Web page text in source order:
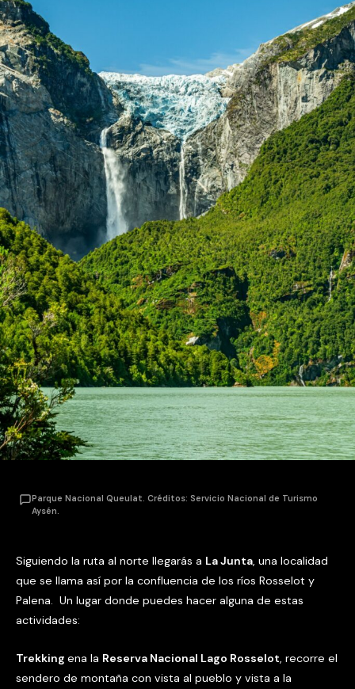
Parque Nacional Queulat. Créditos: Servicio Nacional de Turismo
Aysén.
Siguiendo la ruta al norte llegarás a La Junta, una localidad
que se llama así por la confluencia de los ríos Rosselot y
Palena. Un lugar donde puedes hacer alguna de estas
actividades:
Trekking ena la Reserva Nacional Lago Rosselot, recorre el
sendero de montaña con vista al pueblo y vista a la